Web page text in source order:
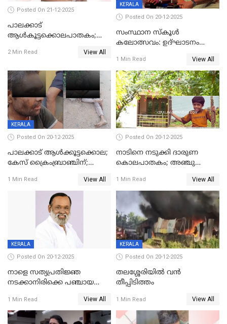
Posted On 21-12-2025
പാലക്കാട്‌
ആൾകൂട്ടക്കൊലപാതകം;
ഊർജ്ജിതമാക്കിമാക്കി
2 Min Read View All
KERALA
Posted On 20-12-2025
സംസ്ഥാന സ്കൂൾ
കലോത്സവം: ഉദ്ഘാടനം
മുഖ്യാതിഥിയായി
മോഹൻലാൽ
1 Min Read View All
KERALA
Posted On 20-12-2025
പാലക്കാട് ആൾക്കൂട്ടക്കൊല;
കേസ് ക്രൈംബ്രാഞ്ചിന്;
അന്വേഷിക്കും
1 Min Read View All
Posted On 20-12-2025
നാടിനെ നടുക്കി ദാരുണ
കൊലപാതകം; അഞ്ചു
കഴുത്തുഞെരിച്ച് കൊന്നു
1 Min Read View All
KERALA
Posted On 20-12-2025
നാളെ സത്യപ്രതിജ്ഞ
നടക്കാനിരിക്കെ പഞ്ചായത്ത്
1 Min Read View All
KERALA
Posted On 20-12-2025
തലശ്ശേരിയിൽ വൻ
തീപ്പിടിത്തം
1 Min Read View All